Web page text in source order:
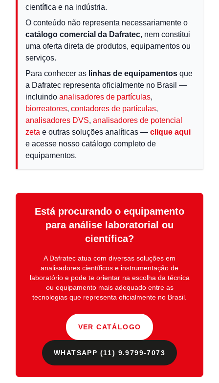
científica e na indústria.
O conteúdo não representa necessariamente o
catálogo comercial da Dafratec, nem constitui
uma oferta direta de produtos, equipamentos ou
serviços.
Para conhecer as linhas de equipamentos que
a Dafratec representa oficialmente no Brasil —
incluindo analisadores de partículas,
biorreatores, contadores de partículas,
analisadores DVS, analisadores de potencial
zeta e outras soluções analíticas — clique aqui
e acesse nosso catálogo completo de
equipamentos.
Está procurando o equipamento
para análise laboratorial ou
científica?
A Dafratec atua com diversas soluções em
analisadores científicos e instrumentação de
laboratórioe pode te orientar na escolha da técnica
ou equipamento mais adequado entre as
tecnologias que representa oficialmente no Brasil.
VER CATÁLOGO
WHATSAPP (11) 9.9799-7073